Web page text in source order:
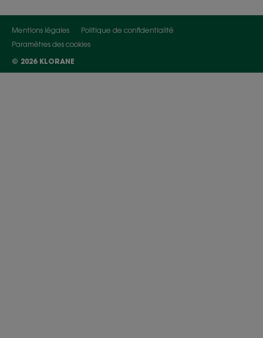
Mentions légales
Politique de confidentialité
Paramètres des cookies
© 2026 KLORANE